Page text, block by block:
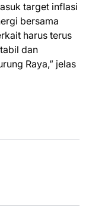
target inflasi
bersama
harus terus
dan
Raya,” jelas